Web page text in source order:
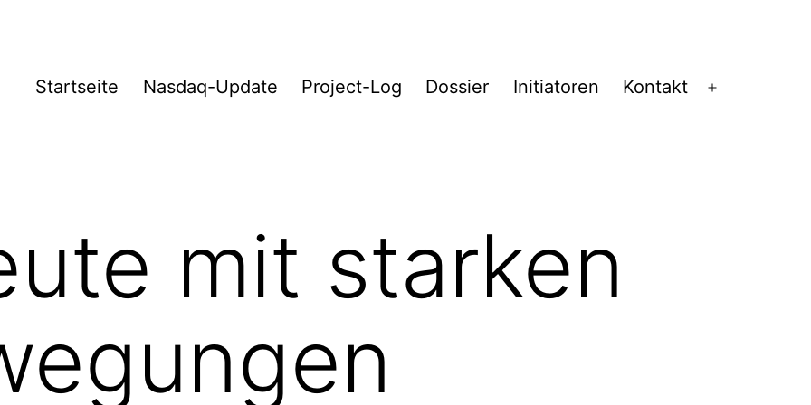
Startseite Nasdaq-Update Project-Log Dossier Initiatoren Kontakt
mit starken